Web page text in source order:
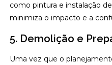
como pintura e instalação
minimiza o impacto e a
5. Demolição e
Uma vez que o